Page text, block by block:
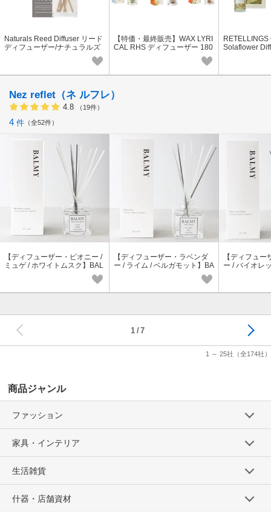
Naturals Reed Diffuser リード
ディフューザー/ナチュラルズ
リードディフューザー 全4
【特価・最終販売】WAX LYRI
CAL RHS ディフューザー 180
Solaflower
Nez reflet（ネ ルフレ）
4.8 （19件）
4 件 全52件
【ディフューザー・ピオニー /
ミュゲ / ホワイトムスク】BAL
MY Blush like a peony 秋 冬ギ
【ディフューザー・ラベンダ
ー / ライム / ベルガモット】BA
LMY Half asleep 春 ギフト バ
【ディフュ
ー / バイオレ
1 ～ 25社 （全174社）
1 7
商品ジャンル
ファッション
家具・インテリア
生活雑貨
什器・店舗資材